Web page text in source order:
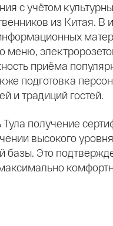
с учётом
из Китая. В
меню,
приёма
подготовка
и традиций гостей.
получение
высокого
Это